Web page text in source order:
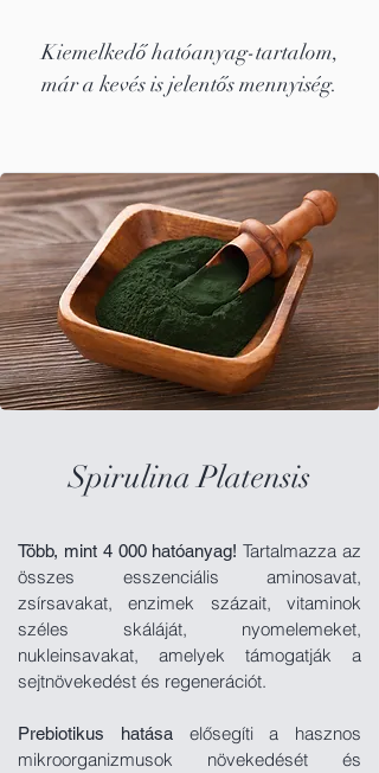
Kiemelkedő hatóanyag-tartalom,
már a kevés is jelentős mennyiség.
Spirulina Platensis
Több, mint 4 000 hatóanyag! Tartalmazza az
összes esszenciális aminosavat,
zsírsavakat,enzimek százait, vitaminok
széles skáláját, nyomelemeket,
nukleinsavakat, amelyek támogatják a
sejtnövekedést és regenerációt.
Prebiotikus hatása elősegíti a hasznos
mikroorganizmusok növekedését és